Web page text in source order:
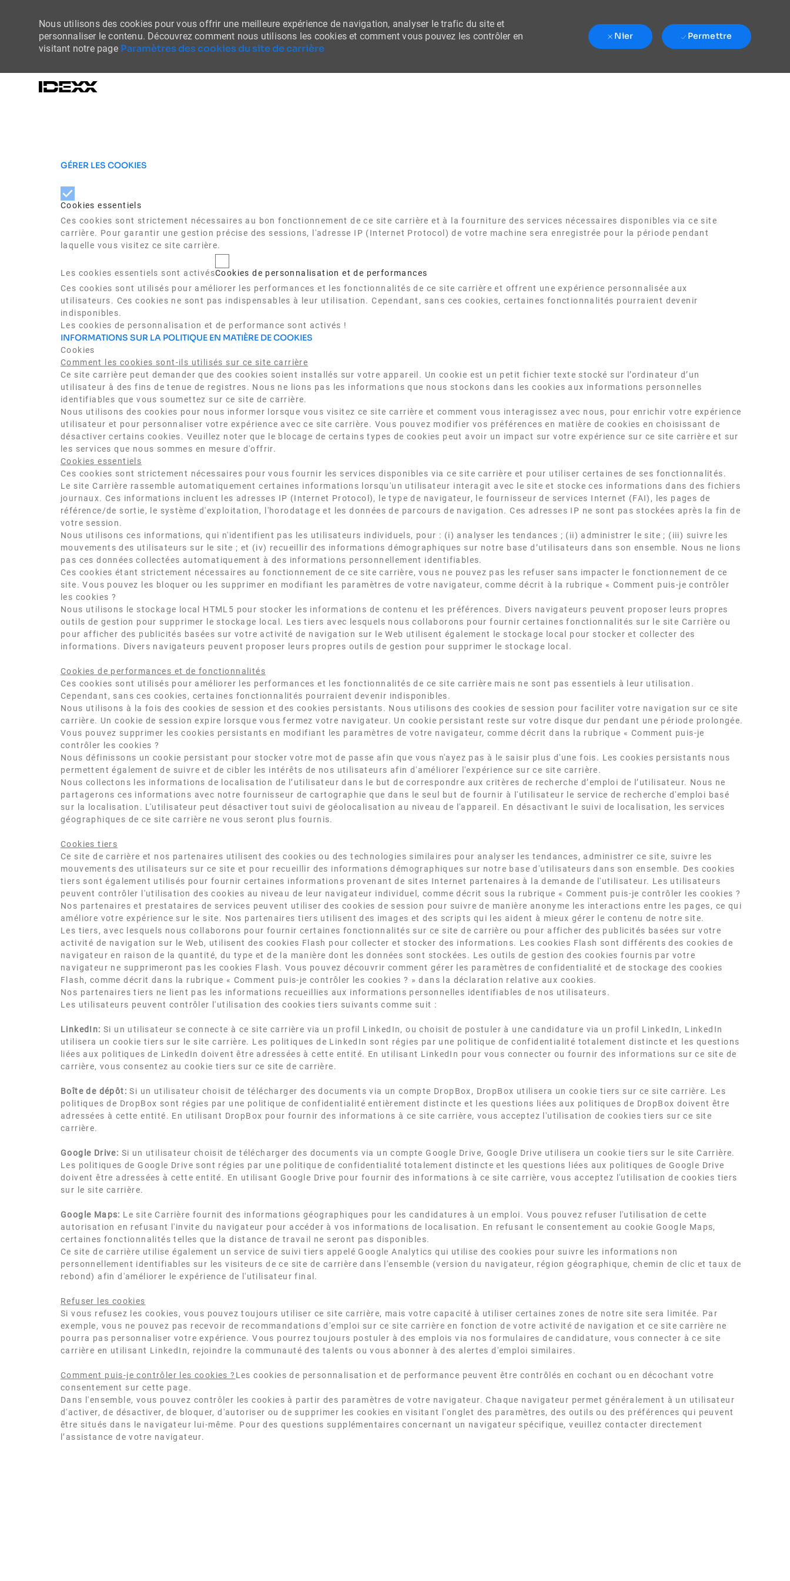
Nous utilisons des cookies pour vous offrir une meilleure expérience de navigation, analyser le trafic du site et
personnaliser le contenu. Découvrez comment nous utilisons les cookies et comment vous pouvez les contrôler en
visitant notre page Paramètres des cookies du site de carrière
Nier Permettre
GÉRER LES COOKIES
Cookies essentiels
Ces cookies sont strictement nécessaires au bon fonctionnement de ce site carrière et à la fourniture des services nécessaires disponibles via ce site
carrière. Pour garantir une gestion précise des sessions, l'adresse IP (Internet Protocol) de votre machine sera enregistrée pour la période pendant
laquelle vous visitez ce site carrière.
Les cookies essentiels sont activésCookies de personnalisation et de performances
Ces cookies sont utilisés pour améliorer les performances et les fonctionnalités de ce site carrière et offrent une expérience personnalisée aux
utilisateurs. Ces cookies ne sont pas indispensables à leur utilisation. Cependant, sans ces cookies, certaines fonctionnalités pourraient devenir
indisponibles.
Les cookies de personnalisation et de performance sont activés !
INFORMATIONS SUR LA POLITIQUE EN MATIÈRE DE COOKIES
Cookies
Comment les cookies sont-ils utilisés sur ce site carrière
Ce site carrière peut demander que des cookies soient installés sur votre appareil. Un cookie est un petit fichier texte stocké sur l’ordinateur d’un
utilisateur à des fins de tenue de registres. Nous ne lions pas les informations que nous stockons dans les cookies aux informations personnelles
identifiables que vous soumettez sur ce site de carrière.
Nous utilisons des cookies pour nous informer lorsque vous visitez ce site carrière et comment vous interagissez avec nous, pour enrichir votre expérience
utilisateur et pour personnaliser votre expérience avec ce site carrière. Vous pouvez modifier vos préférences en matière de cookies en choisissant de
désactiver certains cookies. Veuillez noter que le blocage de certains types de cookies peut avoir un impact sur votre expérience sur ce site carrière et sur
les services que nous sommes en mesure d'offrir.
Cookies essentiels
Ces cookies sont strictement nécessaires pour vous fournir les services disponibles via ce site carrière et pour utiliser certaines de ses fonctionnalités.
Le site Carrière rassemble automatiquement certaines informations lorsqu'un utilisateur interagit avec le site et stocke ces informations dans des fichiers
journaux. Ces informations incluent les adresses IP (Internet Protocol), le type de navigateur, le fournisseur de services Internet (FAI), les pages de
référence/de sortie, le système d'exploitation, l'horodatage et les données de parcours de navigation. Ces adresses IP ne sont pas stockées après la fin de
votre session.
Nous utilisons ces informations, qui n'identifient pas les utilisateurs individuels, pour : (i) analyser les tendances ; (ii) administrer le site ; (iii) suivre les
mouvements des utilisateurs sur le site ; et (iv) recueillir des informations démographiques sur notre base d’utilisateurs dans son ensemble. Nous ne lions
pas ces données collectées automatiquement à des informations personnellement identifiables.
Ces cookies étant strictement nécessaires au fonctionnement de ce site carrière, vous ne pouvez pas les refuser sans impacter le fonctionnement de ce
site. Vous pouvez les bloquer ou les supprimer en modifiant les paramètres de votre navigateur, comme décrit à la rubrique « Comment puis-je contrôler
les cookies ?
Nous utilisons le stockage local HTML5 pour stocker les informations de contenu et les préférences. Divers navigateurs peuvent proposer leurs propres
outils de gestion pour supprimer le stockage local. Les tiers avec lesquels nous collaborons pour fournir certaines fonctionnalités sur le site Carrière ou
pour afficher des publicités basées sur votre activité de navigation sur le Web utilisent également le stockage local pour stocker et collecter des
informations. Divers navigateurs peuvent proposer leurs propres outils de gestion pour supprimer le stockage local.
Cookies de performances et de fonctionnalités
Ces cookies sont utilisés pour améliorer les performances et les fonctionnalités de ce site carrière mais ne sont pas essentiels à leur utilisation.
Cependant, sans ces cookies, certaines fonctionnalités pourraient devenir indisponibles.
Nous utilisons à la fois des cookies de session et des cookies persistants. Nous utilisons des cookies de session pour faciliter votre navigation sur ce site
carrière. Un cookie de session expire lorsque vous fermez votre navigateur. Un cookie persistant reste sur votre disque dur pendant une période prolongée.
Vous pouvez supprimer les cookies persistants en modifiant les paramètres de votre navigateur, comme décrit dans la rubrique « Comment puis-je
contrôler les cookies ?
Nous définissons un cookie persistant pour stocker votre mot de passe afin que vous n'ayez pas à le saisir plus d'une fois. Les cookies persistants nous
permettent également de suivre et de cibler les intérêts de nos utilisateurs afin d'améliorer l'expérience sur ce site carrière.
Nous collectons les informations de localisation de l’utilisateur dans le but de correspondre aux critères de recherche d’emploi de l’utilisateur. Nous ne
partagerons ces informations avec notre fournisseur de cartographie que dans le seul but de fournir à l'utilisateur le service de recherche d'emploi basé
sur la localisation. L'utilisateur peut désactiver tout suivi de géolocalisation au niveau de l'appareil. En désactivant le suivi de localisation, les services
géographiques de ce site carrière ne vous seront plus fournis.
Cookies tiers
Ce site de carrière et nos partenaires utilisent des cookies ou des technologies similaires pour analyser les tendances, administrer ce site, suivre les
mouvements des utilisateurs sur ce site et pour recueillir des informations démographiques sur notre base d'utilisateurs dans son ensemble. Des cookies
tiers sont également utilisés pour fournir certaines informations provenant de sites Internet partenaires à la demande de l'utilisateur. Les utilisateurs
peuvent contrôler l'utilisation des cookies au niveau de leur navigateur individuel, comme décrit sous la rubrique « Comment puis-je contrôler les cookies ?
Nos partenaires et prestataires de services peuvent utiliser des cookies de session pour suivre de manière anonyme les interactions entre les pages, ce qui
améliore votre expérience sur le site. Nos partenaires tiers utilisent des images et des scripts qui les aident à mieux gérer le contenu de notre site.
Les tiers, avec lesquels nous collaborons pour fournir certaines fonctionnalités sur ce site de carrière ou pour afficher des publicités basées sur votre
activité de navigation sur le Web, utilisent des cookies Flash pour collecter et stocker des informations. Les cookies Flash sont différents des cookies de
navigateur en raison de la quantité, du type et de la manière dont les données sont stockées. Les outils de gestion des cookies fournis par votre
navigateur ne supprimeront pas les cookies Flash. Vous pouvez découvrir comment gérer les paramètres de confidentialité et de stockage des cookies
Flash, comme décrit dans la rubrique « Comment puis-je contrôler les cookies ? » dans la déclaration relative aux cookies.
Nos partenaires tiers ne lient pas les informations recueillies aux informations personnelles identifiables de nos utilisateurs.
Les utilisateurs peuvent contrôler l'utilisation des cookies tiers suivants comme suit :
LinkedIn: Si un utilisateur se connecte à ce site carrière via un profil LinkedIn, ou choisit de postuler à une candidature via un profil LinkedIn, LinkedIn
utilisera un cookie tiers sur le site carrière. Les politiques de LinkedIn sont régies par une politique de confidentialité totalement distincte et les questions
liées aux politiques de LinkedIn doivent être adressées à cette entité. En utilisant LinkedIn pour vous connecter ou fournir des informations sur ce site de
carrière, vous consentez au cookie tiers sur ce site de carrière.
Boîte de dépôt: Si un utilisateur choisit de télécharger des documents via un compte DropBox, DropBox utilisera un cookie tiers sur ce site carrière. Les
politiques de DropBox sont régies par une politique de confidentialité entièrement distincte et les questions liées aux politiques de DropBox doivent être
adressées à cette entité. En utilisant DropBox pour fournir des informations à ce site carrière, vous acceptez l'utilisation de cookies tiers sur ce site
carrière.
Google Drive: Si un utilisateur choisit de télécharger des documents via un compte Google Drive, Google Drive utilisera un cookie tiers sur le site Carrière.
Les politiques de Google Drive sont régies par une politique de confidentialité totalement distincte et les questions liées aux politiques de Google Drive
doivent être adressées à cette entité. En utilisant Google Drive pour fournir des informations à ce site carrière, vous acceptez l'utilisation de cookies tiers
sur le site carrière.
Google Maps: Le site Carrière fournit des informations géographiques pour les candidatures à un emploi. Vous pouvez refuser l'utilisation de cette
autorisation en refusant l'invite du navigateur pour accéder à vos informations de localisation. En refusant le consentement au cookie Google Maps,
certaines fonctionnalités telles que la distance de travail ne seront pas disponibles.
Ce site de carrière utilise également un service de suivi tiers appelé Google Analytics qui utilise des cookies pour suivre les informations non
personnellement identifiables sur les visiteurs de ce site de carrière dans l'ensemble (version du navigateur, région géographique, chemin de clic et taux de
rebond) afin d'améliorer le expérience de l'utilisateur final.
Refuser les cookies
Si vous refusez les cookies, vous pouvez toujours utiliser ce site carrière, mais votre capacité à utiliser certaines zones de notre site sera limitée. Par
exemple, vous ne pouvez pas recevoir de recommandations d'emploi sur ce site carrière en fonction de votre activité de navigation et ce site carrière ne
pourra pas personnaliser votre expérience. Vous pourrez toujours postuler à des emplois via nos formulaires de candidature, vous connecter à ce site
carrière en utilisant LinkedIn, rejoindre la communauté des talents ou vous abonner à des alertes d'emploi similaires.
Comment puis-je contrôler les cookies ? Les cookies de personnalisation et de performance peuvent être contrôlés en cochant ou en décochant votre
consentement sur cette page.
Dans l'ensemble, vous pouvez contrôler les cookies à partir des paramètres de votre navigateur. Chaque navigateur permet généralement à un utilisateur
d'activer, de désactiver, de bloquer, d'autoriser ou de supprimer les cookies en visitant l'onglet des paramètres, des outils ou des préférences qui peuvent
être situés dans le navigateur lui-même. Pour des questions supplémentaires concernant un navigateur spécifique, veuillez contacter directement
l’assistance de votre navigateur.